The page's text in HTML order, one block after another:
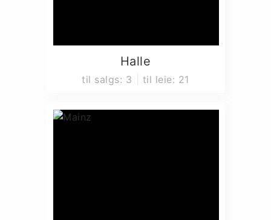
Halle
til salgs: 3 til leie: 21